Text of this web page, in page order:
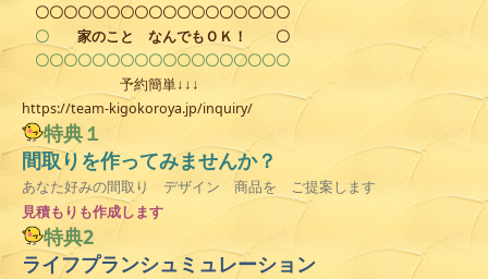
〇〇〇〇〇〇〇〇〇〇〇〇〇〇〇〇〇〇
〇 家のこと なんでもＯＫ！
〇
〇〇〇〇〇〇〇〇〇〇〇〇〇〇〇〇〇〇
予約簡単↓↓↓
https://team-kigokoroya.jp/inquiry/
特典１
間取りを作ってみませんか？
あなた好みの間取り デザイン 商品を ご提案します
見積もりも作成します
特典2
ライフプランシュミュレーション